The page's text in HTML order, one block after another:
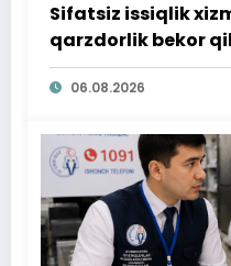
Sifatsiz issiqlik
qarzdorlik bekor
06.08.2026